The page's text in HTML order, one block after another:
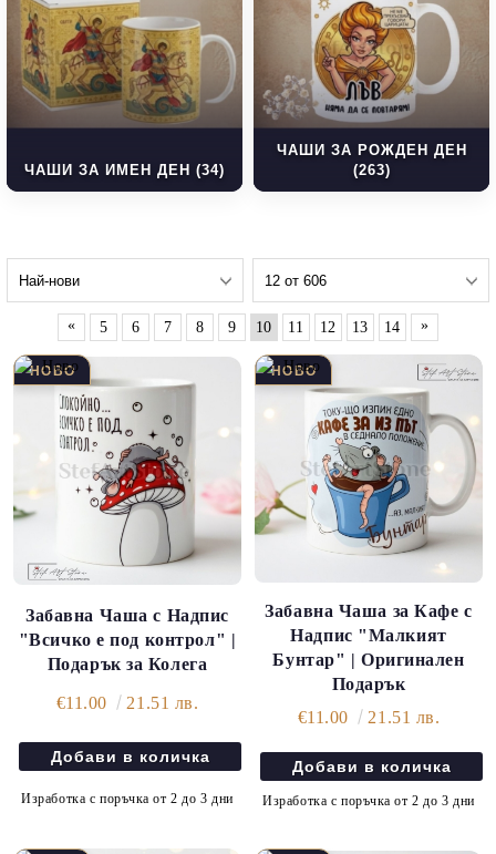
ЧАШИ ЗА ИМЕН ДЕН (34)
ЧАШИ ЗА РОЖДЕН ДЕН
(263)
« 5 6 7 8 9 10 11 12 13 14 »
Забавна Чаша с Надпис
"Всичко е под контрол" |
Подарък за Колега
€11.00 21.51 лв.
Изработка с поръчка от 2 до 3 дни
Забавна Чаша за Кафе с
Надпис "Малкият
Бунтар" | Оригинален
Подарък
€11.00
21.51 лв.
Изработка с поръчка от 2 до 3 дни